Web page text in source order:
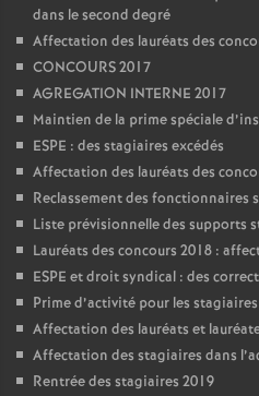
dans le second degré
Affectation des lauréats des
CONCOURS 2017
AGREGATION INTERNE 2017
Maintien de la prime spéciale
ESPE : des stagiaires excédés
Affectation des lauréats des
Reclassement des fonctionnaires
Liste prévisionnelle des supports
Lauréats des concours 2018 :
ESPE et droit syndical : des
Prime d’activité pour les stagiaires
Affectation des lauréats et
Affectation des stagiaires dans
Rentrée des stagiaires 2019